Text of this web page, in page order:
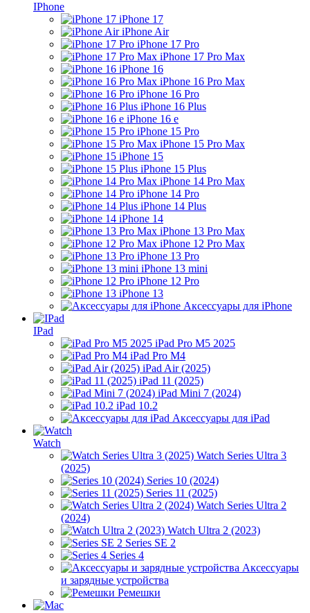
IPhone
iPhone 17
iPhone Air
iPhone 17 Pro
iPhone 17 Pro Max
iPhone 16
iPhone 16 Pro Max
iPhone 16 Pro
iPhone 16 Plus
iPhone 16 e
iPhone 15 Pro
iPhone 15 Pro Max
iPhone 15
iPhone 15 Plus
iPhone 14 Pro Max
iPhone 14 Pro
iPhone 14 Plus
iPhone 14
iPhone 13 Pro Max
iPhone 12 Pro Max
iPhone 13 Pro
iPhone 13 mini
iPhone 12 Pro
iPhone 13
Аксессуары для iPhone
IPad
iPad Pro M5 2025
iPad Pro M4
iPad Air (2025)
iPad 11 (2025)
iPad Mini 7 (2024)
iPad 10.2
Аксессуары для iPad
Watch
Watch Series Ultra 3
(2025)
Series 10 (2024)
Series 11 (2025)
Watch Series Ultra 2
(2024)
Watch Ultra 2 (2023)
Series SE 2
Series 4
Аксессуары
и зарядные устройства
Ремешки